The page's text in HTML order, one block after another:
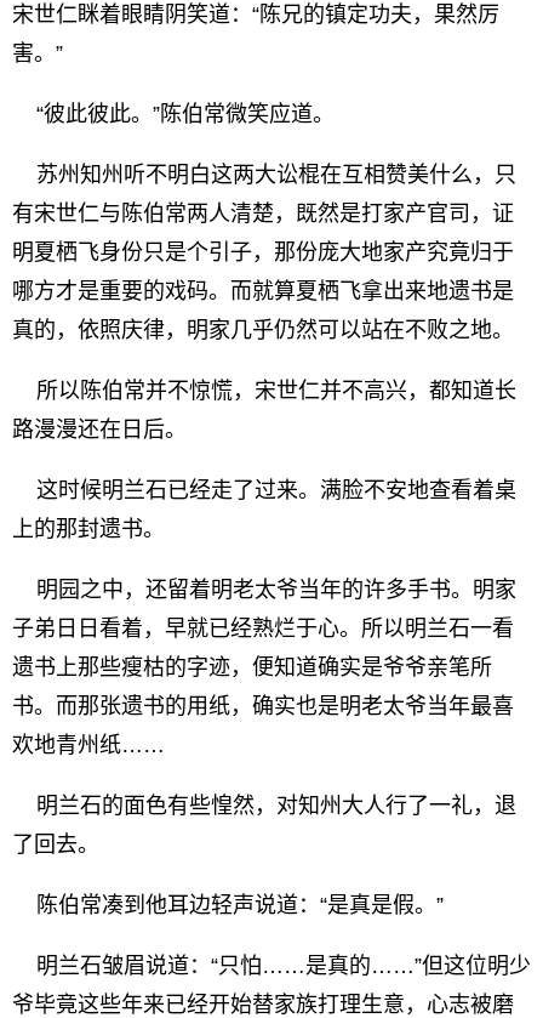
宋世仁眯着眼睛阴笑道：“陈兄的镇定功夫，果然厉
害。”
“彼此彼此。”陈伯常微笑应道。
苏州知州听不明白这两大讼棍在互相赞美什么，只
有宋世仁与陈伯常两人清楚，既然是打家产官司，证
明夏栖飞身份只是个引子，那份庞大地家产究竟归于
哪方才是重要的戏码。而就算夏栖飞拿出来地遗书是
真的，依照庆律，明家几乎仍然可以站在不败之地。
所以陈伯常并不惊慌，宋世仁并不高兴，都知道长
路漫漫还在日后。
这时候明兰石已经走了过来。满脸不安地查看着桌
上的那封遗书。
明园之中，还留着明老太爷当年的许多手书。明家
子弟日日看着，早就已经熟烂于心。所以明兰石一看
遗书上那些瘦枯的字迹，便知道确实是爷爷亲笔所
书。而那张遗书的用纸，确实也是明老太爷当年最喜
欢地青州纸……
明兰石的面色有些惶然，对知州大人行了一礼，退
了回去。
陈伯常凑到他耳边轻声说道：“是真是假。”
明兰石皱眉说道：“只怕……是真的……”但这位明少
爷毕竟这些年来已经开始替家族打理生意，心志被磨